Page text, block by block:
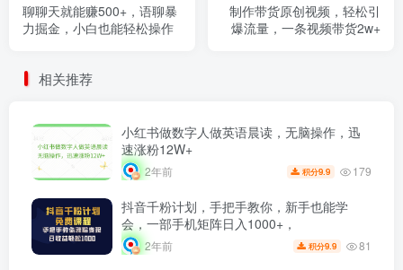
聊聊天就能赚500+，语聊暴
力掘金，小白也能轻松操作
制作带货原创视频，轻松引
爆流量，一条视频带货2w+
相关推荐
小红书做数字人做英语晨读，无脑操作，迅
速涨粉12W+
2年前 积分9.9 179
抖音千粉计划，手把手教你，新手也能学
会，一部手机矩阵日入1000+，
2年前 积分9.9 81